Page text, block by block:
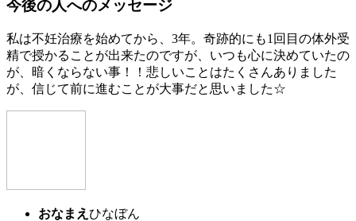
今後の人へのメッセージ
私は不妊治療を始めてから、3年。奇跡的にも1回目の体外受
精で授かることが出来たのですが、いつも心に決めていたの
が、暗くならない事！！悲しいことはたくさんありました
が、信じて前に進むことが大事だと思いました☆
おなまえ ひなぼん